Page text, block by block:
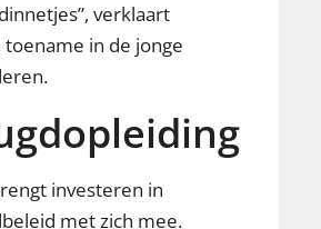
verklaart
toename in de jonge
investeren in
met zich mee.